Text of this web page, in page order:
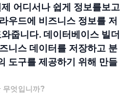
어디서나 쉽게 정보를보고
우드에 비즈니스 정보를 저
줍니다. 데이터베이스 빌더
니스 데이터를 저장하고 분
도구를 제공하기 위해 만들
무엇입니까?